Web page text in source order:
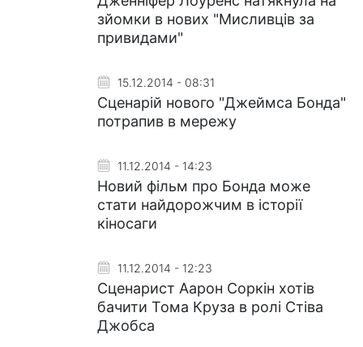
зйомки в нових "Мисливців за
привидами"
15.12.2014 - 08:31
Сценарій нового "Джеймса Бонда"
потрапив в мережу
11.12.2014 - 14:23
Новий фільм про Бонда може
стати найдорожчим в історії
кіносаги
11.12.2014 - 12:23
Сценарист Аарон Соркін хотів
бачити Тома Круза в ролі Стіва
Джобса